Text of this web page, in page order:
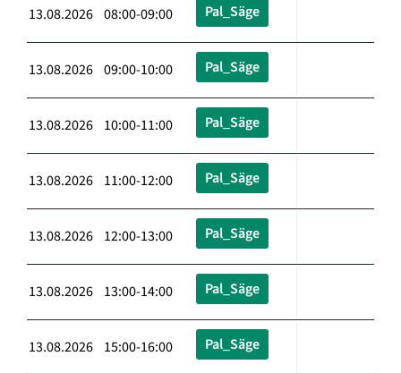
13.08.2026 08:00-09:00 Pal_Säge
13.08.2026 09:00-10:00 Pal_Säge
13.08.2026 10:00-11:00 Pal_Säge
13.08.2026 11:00-12:00 Pal_Säge
13.08.2026 12:00-13:00 Pal_Säge
13.08.2026 13:00-14:00 Pal_Säge
13.08.2026 15:00-16:00 Pal_Säge